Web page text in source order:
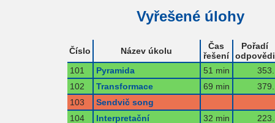
Vyřešené úlohy
Číslo Název úkolu
Čas
řešení
Pořadí
odpovědi
101
Pyramida 51 min 353.
102
Transformace 69 min 379.
103
Sendvič song
104
Interpretační 32 min 223.